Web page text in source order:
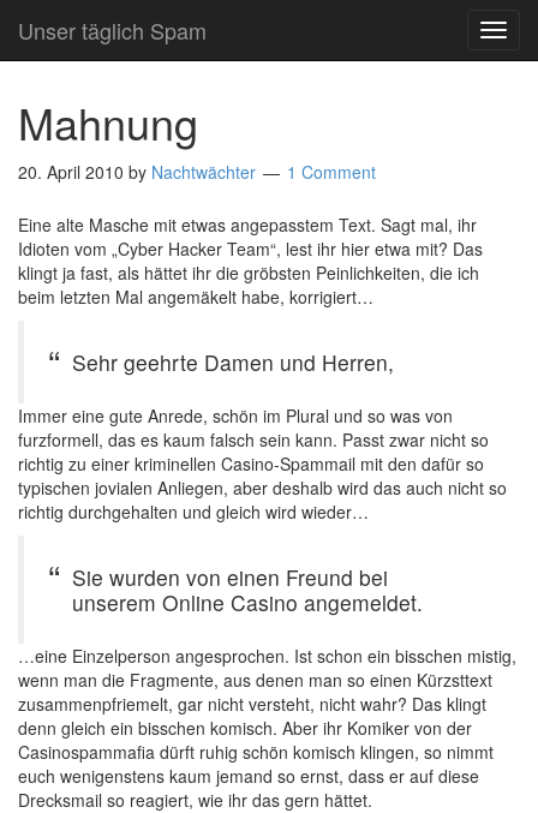
Unser täglich Spam
Mahnung
20. April 2010 by Nachtwächter 1 Comment
Eine alte Masche mit etwas angepasstem Text. Sagt mal, ihr
Idioten vom „Cyber Hacker Team“, lest ihr hier etwa mit? Das
klingt ja fast, als hättet ihr die gröbsten Peinlichkeiten, die ich
beim letzten Mal angemäkelt habe, korrigiert…
Sehr geehrte Damen und Herren,
Immer eine gute Anrede, schön im Plural und so was von
furzformell, das es kaum falsch sein kann. Passt zwar nicht so
richtig zu einer kriminellen Casino-Spammail mit den dafür so
typischen jovialen Anliegen, aber deshalb wird das auch nicht so
richtig durchgehalten und gleich wird wieder…
Sie wurden von einen Freund bei
unserem Online Casino angemeldet.
…eine Einzelperson angesprochen. Ist schon ein bisschen mistig,
wenn man die Fragmente, aus denen man so einen Kürzsttext
zusammenpfriemelt, gar nicht versteht, nicht wahr? Das klingt
denn gleich ein bisschen komisch. Aber ihr Komiker von der
Casinospammafia dürft ruhig schön komisch klingen, so nimmt
euch wenigenstens kaum jemand so ernst, dass er auf diese
Drecksmail so reagiert, wie ihr das gern hättet.